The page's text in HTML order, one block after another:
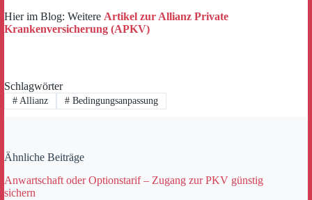
Hier im Blog: Weitere Artikel zur Allianz Private
Krankenversicherung (APKV)
Schlagwörter
#Allianz #Bedingungsanpassung
Ähnliche Beiträge
Anwartschaft oder Optionstarif – Zugang zur PKV günstig
sichern